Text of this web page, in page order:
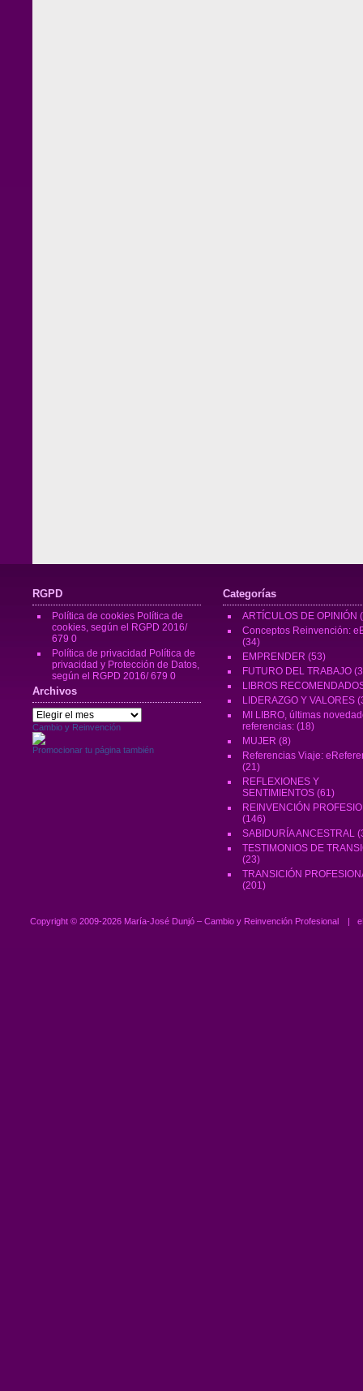
RGPD
Política de cookies Política de
cookies, según el RGPD 2016/
679 0
Política de privacidad Política de
privacidad y Protección de Datos,
según el RGPD 2016/ 679 0
Archivos
Archivos
Cambio y Reinvención
Promocionar tu página también
Categorías
ARTÍCULOS DE OPINIÓN
Conceptos Reinvención:
(34)
EMPRENDER (53)
FUTURO DEL TRABAJO
LIBROS
LIDERAZGO Y VALORES
MI LIBRO, últimas
referencias: (18)
MUJER (8)
Referencias Viaje:
(21)
REFLEXIONES Y
SENTIMIENTOS (61)
REINVENCIÓN
(146)
SABIDURÍA ANCESTRAL
TESTIMONIOS DE
(23)
TRANSICIÓN
(201)
Copyright © 2009-2026 María-José Dunjó – Cambio y Reinvención Profesional |